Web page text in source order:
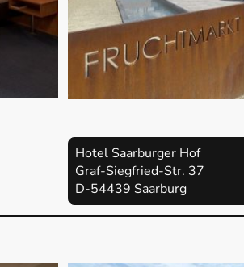
Hotel Saarburger Hof
Graf-Siegfried-Str. 37
D-54439 Saarburg